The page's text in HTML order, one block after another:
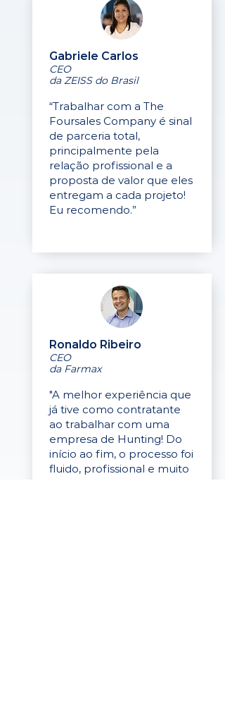
Gabriele Carlos
CEO
da ZEISS do Brasil
“Trabalhar com a The
Foursales Company é sinal
de parceria total,
principalmente pela
relação profissional e a
proposta de valor que eles
entregam a cada projeto!
Eu recomendo.”
Ronaldo Ribeiro
CEO
da Farmax
"A melhor experiência que
já tive como contratante
ao trabalhar com uma
empresa de Hunting! Do
início ao fim, o processo foi
fluido, profissional e muito